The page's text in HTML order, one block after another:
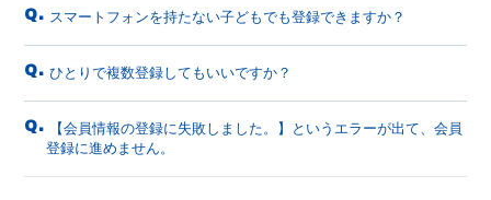
Q. スマートフォンを持たない子どもでも登録できますか？
Q. ひとりで複数登録してもいいですか？
Q.
【会員情報の登録に失敗しました。】というエラーが出て、会員
登録に進めません。